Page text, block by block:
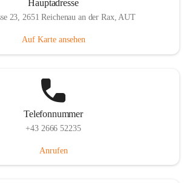
Hauptadresse
23, 2651 Reichenau an der Rax, AUT
Auf Karte ansehen
Telefonnummer
+43 2666 52235
Anrufen